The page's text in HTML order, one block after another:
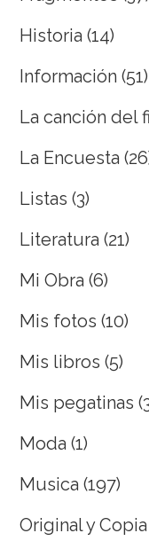
Historia (14)
Información (51)
La canción del
La Encuesta
Listas (3)
Literatura (21)
Mi Obra (6)
Mis fotos (10)
Mis libros (5)
Mis pegatinas
Moda (1)
Musica (197)
Original y Copia